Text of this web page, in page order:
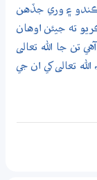
ڪندو ۽ وري جڏهن
ته جيئن اوهان
تن جا الله تعالى
تعالى کي ان جي